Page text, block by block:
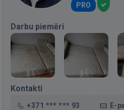
PRO
Darbu piemēri
Kontakti
+371 *** *** 93 E-